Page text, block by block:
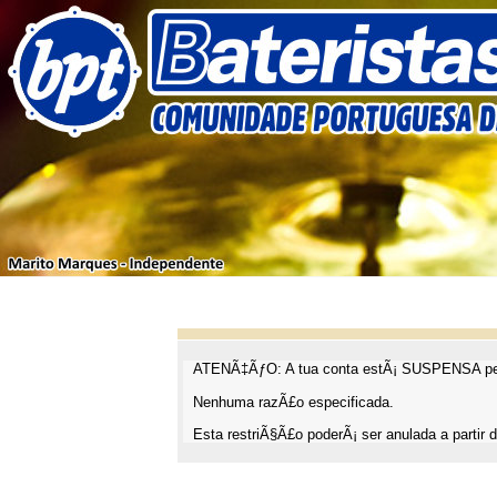
ATENÃ‡ÃƒO: A tua conta estÃ¡ SUSPENSA
Nenhuma razÃ£o especificada.
Esta restriÃ§Ã£o poderÃ¡ ser anulada a partir